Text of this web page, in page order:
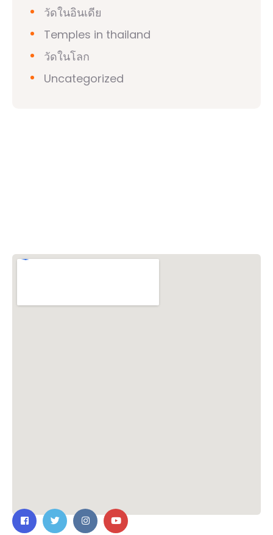
วัดในอินเดีย
Temples in thailand
วัดในโลก
Uncategorized